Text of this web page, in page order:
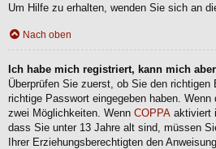
Um Hilfe zu erhalten, wenden Sie sich an
Nach oben
Ich habe mich registriert, kann mich
Überprüfen Sie zuerst, ob Sie den richtigen
richtige Passwort eingegeben haben.
zwei Möglichkeiten. Wenn COPPA aktiviert
dass Sie unter 13 Jahre alt sind, müssen
Ihrer Erziehungsberechtigten den